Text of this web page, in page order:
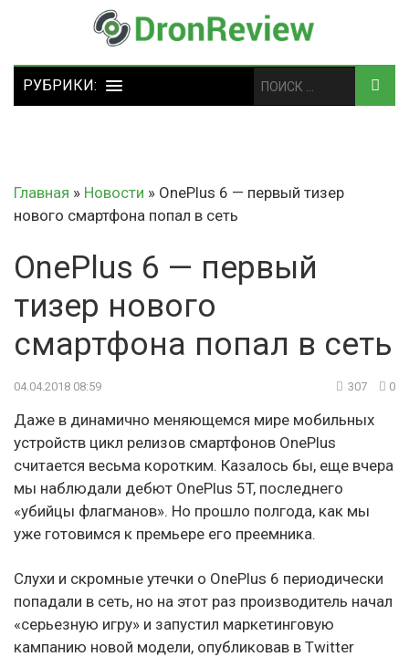
Главная » Новости » OnePlus 6 — первый тизер
нового смартфона попал в сеть
OnePlus 6 — первый
тизер нового
смартфона попал в сеть
04.04.2018 08:59 307 0
Даже в динамично меняющемся мире мобильных
устройств цикл релизов смартфонов OnePlus
считается весьма коротким. Казалось бы, еще вчера
мы наблюдали дебют OnePlus 5T, последнего
«убийцы флагманов». Но прошло полгода, как мы
уже готовимся к премьере его преемника.
Слухи и скромные утечки о OnePlus 6 периодически
попадали в сеть, но на этот раз производитель начал
«серьезную игру» и запустил маркетинговую
кампанию новой модели, опубликовав в Twitter